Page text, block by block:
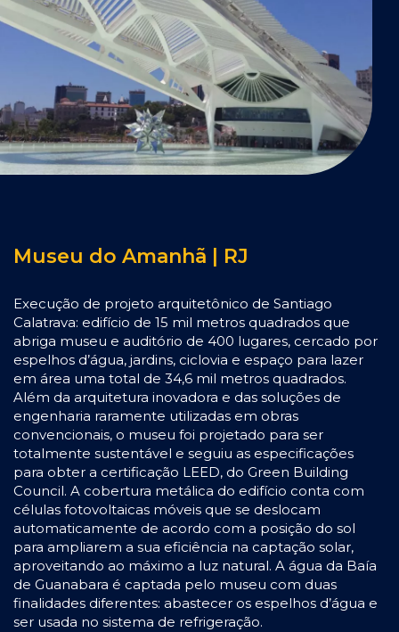
Museu do Amanhã | RJ
Execução de projeto arquitetônico de Santiago
Calatrava: edifício de 15 mil metros quadrados que
abriga museu e auditório de 400 lugares, cercado por
espelhos d’água, jardins, ciclovia e espaço para lazer
em área uma total de 34,6 mil metros quadrados.
Além da arquitetura inovadora e das soluções de
engenharia raramente utilizadas em obras
convencionais, o museu foi projetado para ser
totalmente sustentável e seguiu as especificações
para obter a certificação LEED, do Green Building
Council. A cobertura metálica do edifício conta com
células fotovoltaicas móveis que se deslocam
automaticamente de acordo com a posição do sol
para ampliarem a sua eficiência na captação solar,
aproveitando ao máximo a luz natural. A água da Baía
de Guanabara é captada pelo museu com duas
finalidades diferentes: abastecer os espelhos d’água e
ser usada no sistema de refrigeração.